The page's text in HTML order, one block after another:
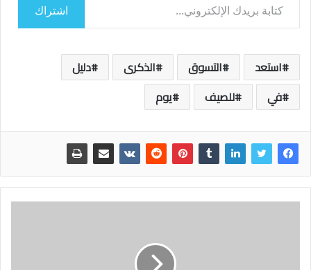
اشتراك
استعد التسوق الذكرى
دليل
في
للصيف يوم